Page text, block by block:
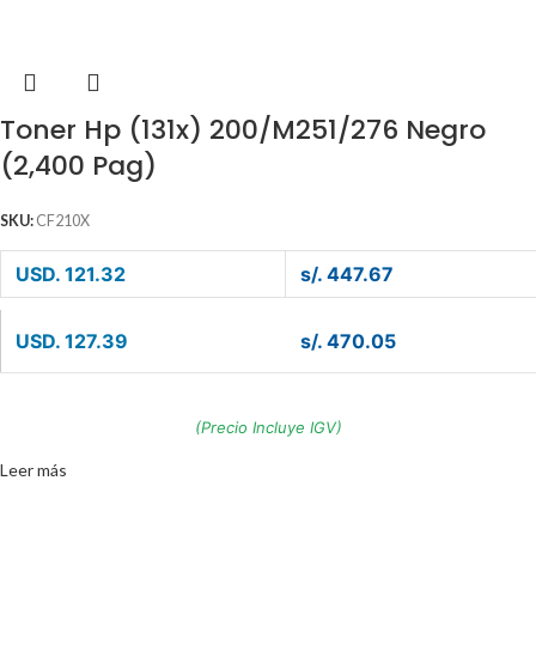
Toner Hp (131x) 200/M251/276 Negro
(2,400 Pag)
SKU: CF210X
USD. 121.32 s/. 447.67
USD. 127.39 s/. 470.05
(Precio Incluye IGV)
Leer más